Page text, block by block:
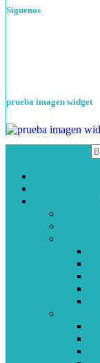
Siguenos
prueba imagen widget